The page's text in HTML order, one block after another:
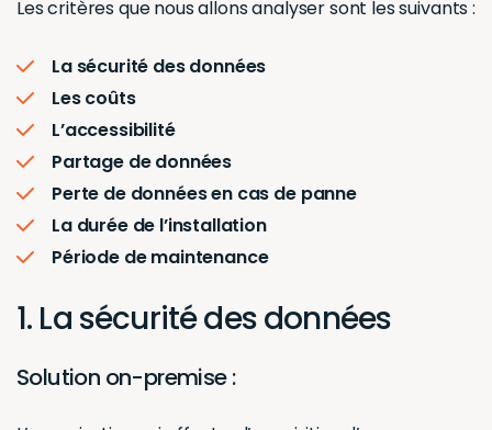
Les critères que nous allons analyser sont les suivants :
La sécurité des données
Les coûts
L’accessibilité
Partage de données
Perte de données en cas de panne
La durée de l’installation
Période de maintenance
1. La sécurité des données
Solution on-premise :